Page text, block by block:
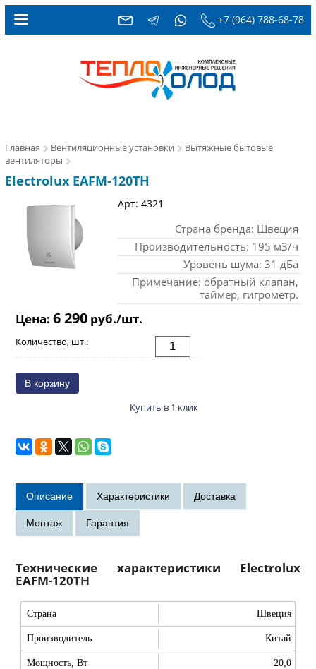
+7 (964) 788-68-78
Главная Вентиляционные установки
Вытяжные бытовые
вентиляторы
Electrolux EAFM-120TH
Арт: 4321
Страна бренда: Швеция
Производительность: 195 м3/ч
Уровень шума: 31 дБа
Примечание: обратный клапан,
таймер, гигрометр.
Цена: 6 290 руб./шт.
Количество, шт.:
Купить в 1 клик
Технические характеристики Electrolux
EAFM-120TH
Страна Швеция
Производитель Китай
Мощность, Вт 20,0